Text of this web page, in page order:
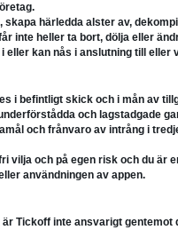
härledda alster av,
inte heller ta bort, dölja eller
kan nås i anslutning till eller
i befintligt skick och i mån av
och lagstadgade
och frånvaro av intrång i
vilja och på egen risk och du
användningen av appen.
Tickoff inte ansvarigt